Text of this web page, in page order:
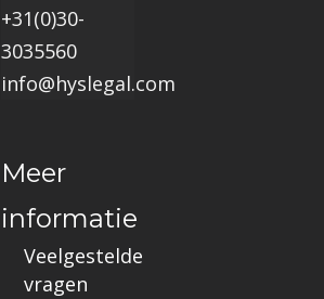
+31(0)30-
3035560
info@hyslegal.com
Meer
informatie
Veelgestelde
vragen